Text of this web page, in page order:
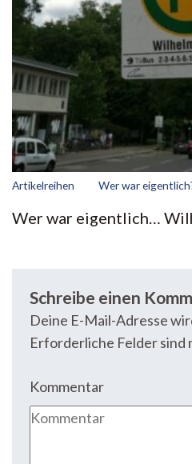
Artikelreihen Wer war
Wer war eigentlich…
Schreibe einen
Deine E-Mail-Adresse
Erforderliche Felder sind
Kommentar